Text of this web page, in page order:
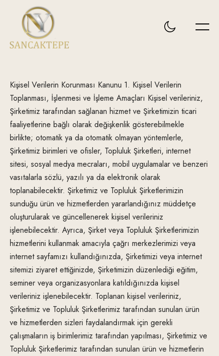
Kişisel Verilerin Korunması Kanunu 1. Kişisel Verilerin
Toplanması, İşlenmesi ve İşleme Amaçları Kişisel verileriniz,
Şirketimiz tarafından sağlanan hizmet ve Şirketimizin ticari
faaliyetlerine bağlı olarak değişkenlik gösterebilmekle
birlikte; otomatik ya da otomatik olmayan yöntemlerle,
Şirketimiz birimleri ve ofisler, Topluluk Şirketleri, internet
sitesi, sosyal medya mecraları, mobil uygulamalar ve benzeri
vasıtalarla sözlü, yazılı ya da elektronik olarak
toplanabilecektir. Şirketimiz ve Topluluk Şirketlerimizin
sunduğu ürün ve hizmetlerden yararlandığınız müddetçe
oluşturularak ve güncellenerek kişisel verileriniz
işlenebilecektir. Ayrıca, Şirket veya Topluluk Şirketlerimizin
hizmetlerini kullanmak amacıyla çağrı merkezlerimizi veya
internet sayfamızı kullandığınızda, Şirketimizi veya internet
sitemizi ziyaret ettiğinizde, Şirketimizin düzenlediği eğitim,
seminer veya organizasyonlara katıldığınızda kişisel
verileriniz işlenebilecektir. Toplanan kişisel verileriniz,
Şirketimiz ve Topluluk Şirketlerimiz tarafından sunulan ürün
ve hizmetlerden sizleri faydalandırmak için gerekli
çalışmaların iş birimlerimiz tarafından yapılması, Şirketimiz ve
Topluluk Şirketlerimiz tarafından sunulan ürün ve hizmetlerin